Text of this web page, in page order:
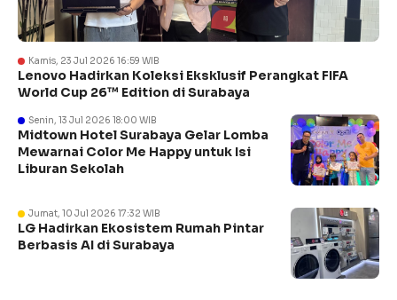
Kamis, 23 Jul 2026 16:59 WIB
Lenovo Hadirkan Koleksi Eksklusif Perangkat FIFA
World Cup 26™ Edition di Surabaya
Senin, 13 Jul 2026 18:00 WIB
Midtown Hotel Surabaya Gelar Lomba
Mewarnai Color Me Happy untuk Isi
Liburan Sekolah
Jumat, 10 Jul 2026 17:32 WIB
LG Hadirkan Ekosistem Rumah Pintar
Berbasis AI di Surabaya